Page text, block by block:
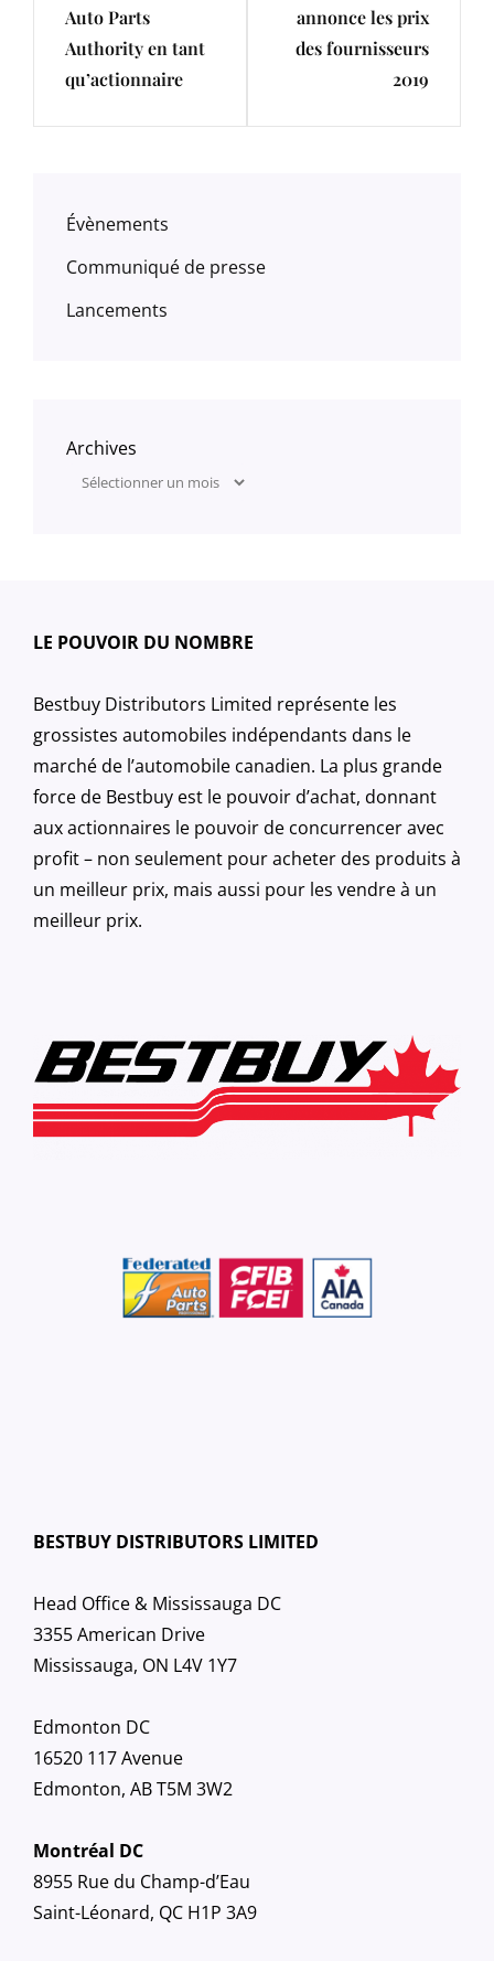
Auto Parts
Authority en tant
qu’actionnaire
annonce les prix
des fournisseurs
2019
Évènements
Communiqué de presse
Lancements
Archives
LE POUVOIR DU NOMBRE
Bestbuy Distributors Limited représente les
grossistes automobiles indépendants dans le
marché de l’automobile canadien. La plus grande
force de Bestbuy est le pouvoir d’achat, donnant
aux actionnaires le pouvoir de concurrencer avec
profit – non seulement pour acheter des produits à
un meilleur prix, mais aussi pour les vendre à un
meilleur prix.
BESTBUY DISTRIBUTORS LIMITED
Head Office & Mississauga DC
3355 American Drive
Mississauga, ON L4V 1Y7
Edmonton DC
16520 117 Avenue
Edmonton, AB T5M 3W2
Montréal DC
8955 Rue du Champ-d’Eau
Saint-Léonard, QC H1P 3A9